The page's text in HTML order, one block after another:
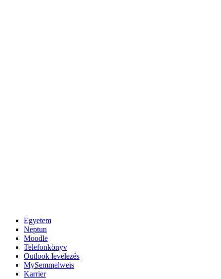
Egyetem
Neptun
Moodle
Telefonkönyv
Outlook levelezés
MySemmelweis
Karrier